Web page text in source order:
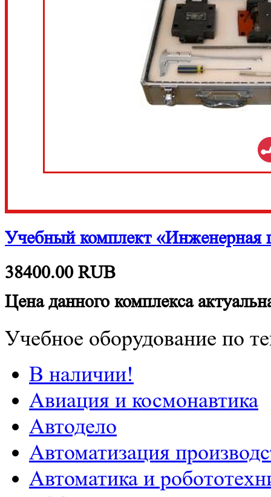
Учебный комплект «Инженерная
38400.00RUB
Цена данного комплекса
Учебное оборудование по
В наличии!
Авиация и космонавтика
Автодело
Автоматизация
Автоматика и